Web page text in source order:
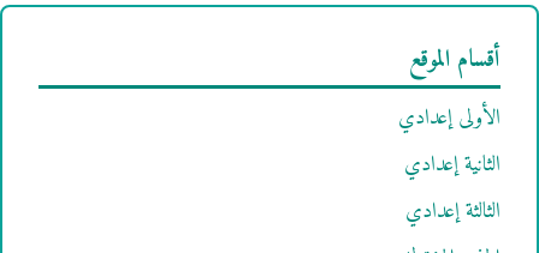
أقسام الموقع
الأولى إعدادي
الثانية إعدادي
الثالثة إعدادي